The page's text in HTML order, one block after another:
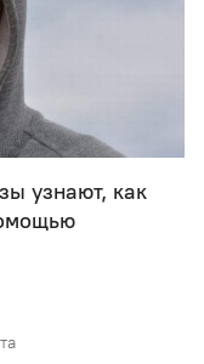
узнают, как